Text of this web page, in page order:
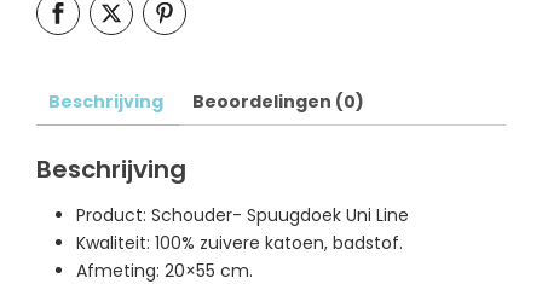
Beschrijving Beoordelingen (0)
Beschrijving
Product: Schouder- Spuugdoek Uni Line
Kwaliteit: 100% zuivere katoen, badstof.
Afmeting: 20×55 cm.